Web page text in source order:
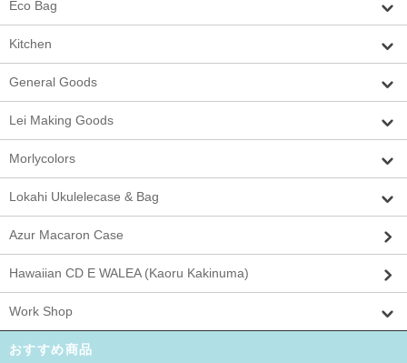
Eco Bag
Kitchen
General Goods
Lei Making Goods
Morlycolors
Lokahi Ukulelecase & Bag
Azur Macaron Case
Hawaiian CD E WALEA (Kaoru Kakinuma)
Work Shop
おすすめ商品